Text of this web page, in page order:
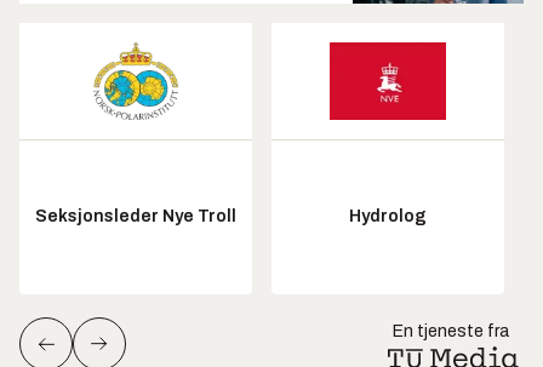
Seksjonsleder Nye Troll Hydrolog
En tjeneste fra